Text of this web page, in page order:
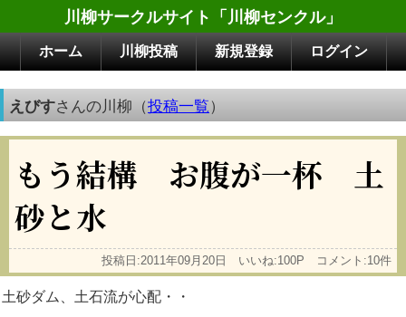
川柳サークルサイト「川柳センクル」
ホーム 川柳投稿 新規登録 ログイン
えびすさんの川柳（投稿一覧）
もう結構 お腹が一杯 土
砂と水
投稿日:2011年09月20日 いいね:100P コメント:10件
土砂ダム、土石流が心配・・